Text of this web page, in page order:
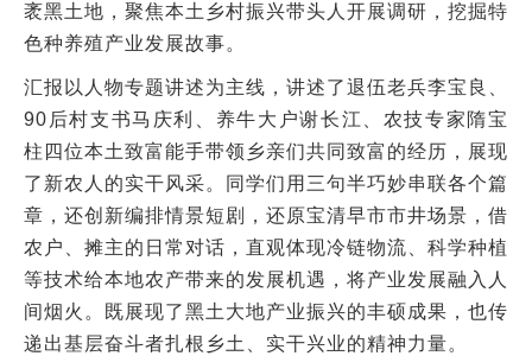
袤黑土地，聚焦本土乡村振兴带头人开展调研，挖掘特
色种养殖产业发展故事。
汇报以人物专题讲述为主线，讲述了退伍老兵李宝良、
90后村支书马庆利、养牛大户谢长江、农技专家隋宝
柱四位本土致富能手带领乡亲们共同致富的经历，展现
了新农人的实干风采。同学们用三句半巧妙串联各个篇
章，还创新编排情景短剧，还原宝清早市市井场景，借
农户、摊主的日常对话，直观体现冷链物流、科学种植
等技术给本地农产带来的发展机遇，将产业发展融入人
间烟火。既展现了黑土大地产业振兴的丰硕成果，也传
递出基层奋斗者扎根乡土、实干兴业的精神力量。